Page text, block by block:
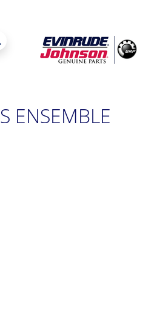
ENSEMBLE